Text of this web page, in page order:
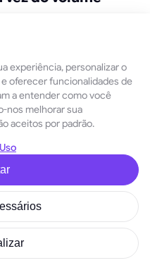
spam e wash-loops. O
real do valor.
como atividade
— assim como os
reais.
validadores
PIB da cadeia?
experiência, personalizar o
oferecer funcionalidades de
a entender como você
nos melhorar sua
aceitos por padrão.